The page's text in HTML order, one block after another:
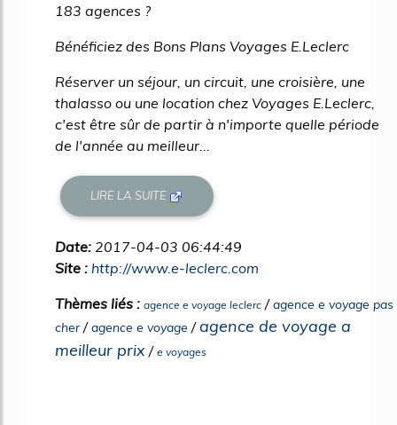
183 agences ?
Bénéficiez des Bons Plans Voyages E.Leclerc
Réserver un séjour, un circuit, une croisière, une
thalasso ou une location chez Voyages E.Leclerc,
c'est être sûr de partir à n'importe quelle période
de l'année au meilleur...
LIRE LA SUITE
Date: 2017-04-03 06:44:49
Site : http://www.e-leclerc.com
Thèmes liés : agence e voyage leclerc /agence e voyage pas
cher/agence e voyage /agence de voyage a
meilleur prix / e voyages